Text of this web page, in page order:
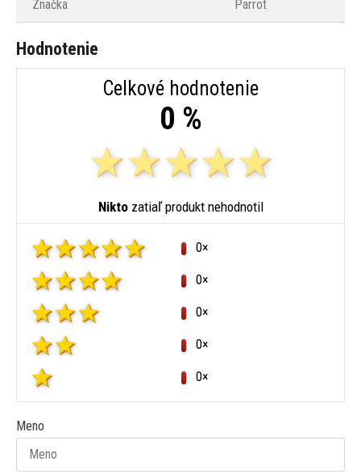
Značka Parrot
Hodnotenie
Celkové hodnotenie
0 %
Niktozatiaľ produkt nehodnotil
0×
0×
0×
0×
0×
Meno